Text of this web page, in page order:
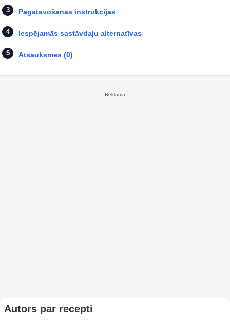
Pagatavošanas instrukcijas
Iespējamās sastāvdaļu alternatīvas
Atsauksmes (0)
Reklāma
Autors par recepti